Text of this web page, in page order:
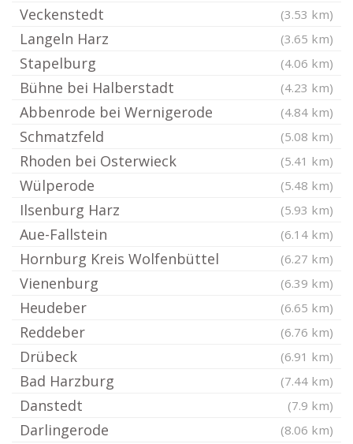
Veckenstedt (3.53 km)
Langeln Harz (3.65 km)
Stapelburg (4.06 km)
Bühne bei Halberstadt (4.23 km)
Abbenrode bei Wernigerode (4.84 km)
Schmatzfeld (5.08 km)
Rhoden bei Osterwieck (5.41 km)
Wülperode (5.48 km)
Ilsenburg Harz (5.93 km)
Aue-Fallstein (6.14 km)
Hornburg Kreis Wolfenbüttel (6.27 km)
Vienenburg (6.39 km)
Heudeber (6.65 km)
Reddeber (6.76 km)
Drübeck (6.91 km)
Bad Harzburg (7.44 km)
Danstedt (7.9 km)
Darlingerode (8.06 km)